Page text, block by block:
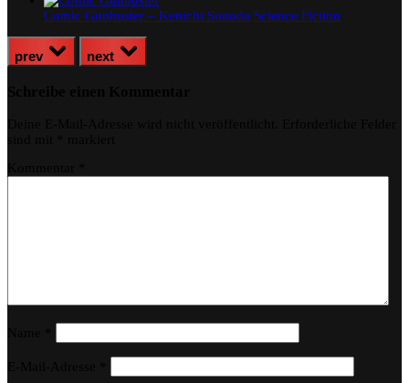
Comic Gunbuster – Kenichi Sonoda Science Fiction
prev next